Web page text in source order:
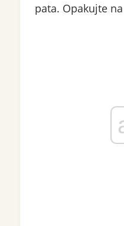
pata. Opakujte